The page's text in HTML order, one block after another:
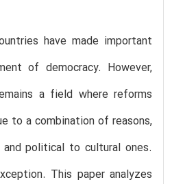
have made important
of democracy. However,
a field where reforms
to a combination of reasons,
political to cultural ones.
This paper analyzes